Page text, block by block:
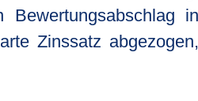
Zinssatz